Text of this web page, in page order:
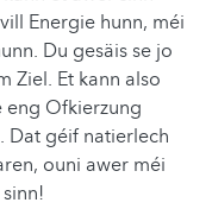
Energie hunn, méi
Du gesäis se jo
Ziel. Et kann also
eng Ofkierzung
Dat géif natierlech
ouni awer méi